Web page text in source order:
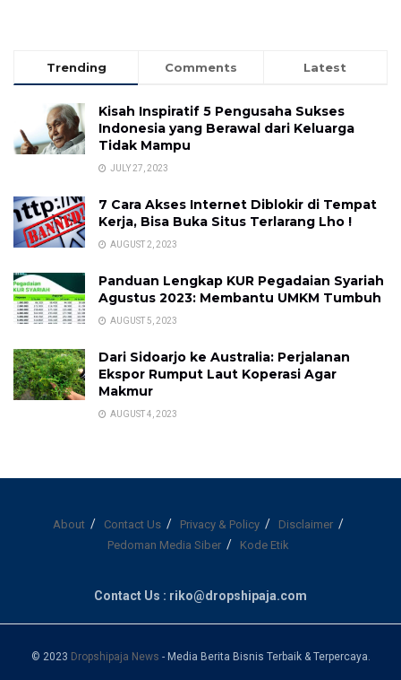
Trending Comments Latest
Kisah Inspiratif 5 Pengusaha Sukses
Indonesia yang Berawal dari Keluarga
Tidak Mampu
JULY 27, 2023
7 Cara Akses Internet Diblokir di Tempat
Kerja, Bisa Buka Situs Terlarang Lho !
AUGUST 2, 2023
Panduan Lengkap KUR Pegadaian Syariah
Agustus 2023: Membantu UMKM Tumbuh
AUGUST 5, 2023
Dari Sidoarjo ke Australia: Perjalanan
Ekspor Rumput Laut Koperasi Agar
Makmur
AUGUST 4, 2023
About Contact Us Privacy & Policy
Disclaimer
Pedoman Media Siber
Kode Etik
Contact Us : riko@dropshipaja.com
© 2023 Dropshipaja News - Media Berita Bisnis Terbaik & Terpercaya.